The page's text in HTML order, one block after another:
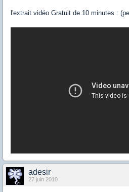
l'extrait vidéo Gratuit de 10 minutes :
adesir
27 juin 2010